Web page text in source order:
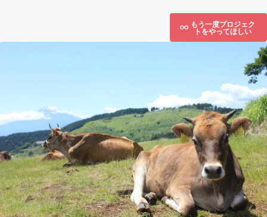
もう一度プロジェク
トをやってほしい